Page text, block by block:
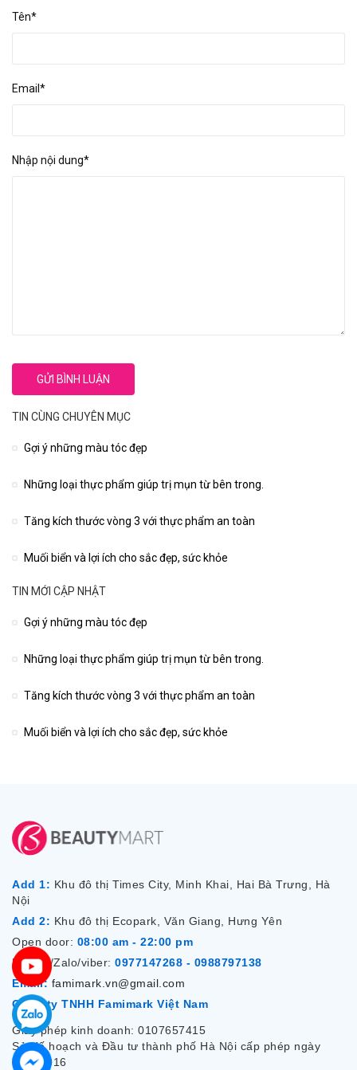
Tên*
Email*
Nhập nội dung*
TIN CÙNG CHUYÊN MỤC
Gợi ý những màu tóc đẹp
Những loại thực phẩm giúp trị mụn từ bên trong.
Tăng kích thước vòng 3 với thực phẩm an toàn
Muối biển và lợi ích cho sắc đẹp, sức khỏe
TIN MỚI CẬP NHẬT
Gợi ý những màu tóc đẹp
Những loại thực phẩm giúp trị mụn từ bên trong.
Tăng kích thước vòng 3 với thực phẩm an toàn
Muối biển và lợi ích cho sắc đẹp, sức khỏe
Add 1: Khu đô thị Times City, Minh Khai, Hai Bà Trưng, Hà
Nội
Add 2: Khu đô thị Ecopark, Văn Giang, Hưng Yên
Open door: 08:00 am - 22:00 pm
Hotline/Zalo/viber: 0977147268 - 0988797138
Email: famimark.vn@gmail.com
Công ty TNHH Famimark Việt Nam
Giấy phép kinh doanh: 0107657415
Sở Kế hoạch và Đầu tư thành phố Hà Nội cấp phép ngày
7/12/2016